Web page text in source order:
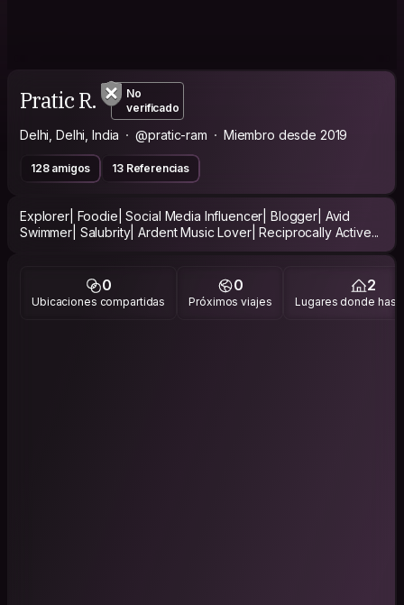
Pratic R.
No
verificado
Delhi, Delhi, India @pratic-ram Miembro desde 2019
128 amigos 13 Referencias
Explorer| Foodie| Social Media Influencer| Blogger| Avid
Swimmer| Salubrity| Ardent Music Lover| Reciprocally Active...
0
Ubicaciones compartidas
0
Próximos viajes
2
Lugares donde has